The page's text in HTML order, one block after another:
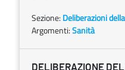
Sezione: Deliberazioni
Argomenti:Sanità
DELIBERAZIONE